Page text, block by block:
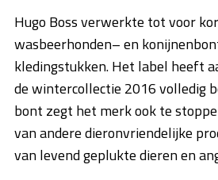
Hugo Boss verwerkte tot voor
wasbeerhonden– en
kledingstukken. Het label heeft
de wintercollectie 2016 volledig
bont zegt het merk ook te
van andere dieronvriendelijke
van levend geplukte dieren en